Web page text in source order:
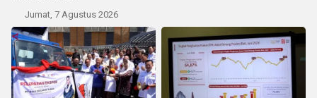
Jumat, 7 Agustus 2026